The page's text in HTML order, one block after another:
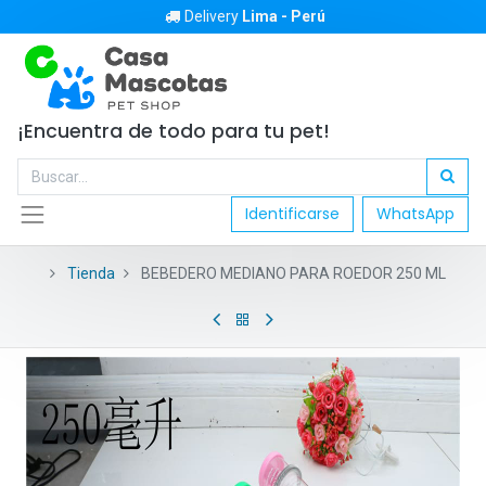
Delivery Lima - Perú
¡Encuentra de todo para tu pet!
Identificarse WhatsApp
Tienda BEBEDERO MEDIANO PARA ROEDOR 250 ML